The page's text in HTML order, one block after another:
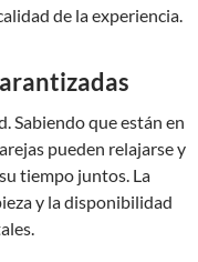
de la experiencia.
Sabiendo que están en
pueden relajarse y
tiempo juntos. La
y la disponibilidad